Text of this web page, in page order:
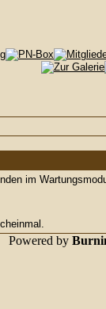
im
Powered by